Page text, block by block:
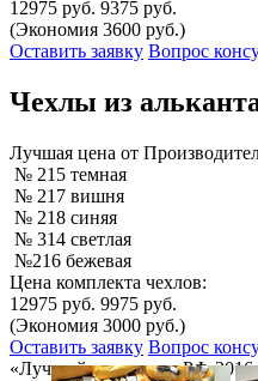
12975 руб. 9375 руб.
(Экономия 3600 руб.)
Оставить заявку Вопрос
Чехлы из
Лучшая цена от
№ 215 темная
№ 217 вишня
№ 218 синяя
№ 314 светлая
№216 бежевая
Цена комплекта чехлов:
12975 руб. 9975 руб.
(Экономия 3000 руб.)
Оставить заявку Вопрос
«Лучший товар года РФ-